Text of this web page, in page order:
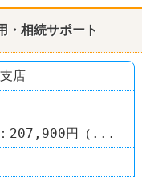
・相続サポート
店
207,900円（...